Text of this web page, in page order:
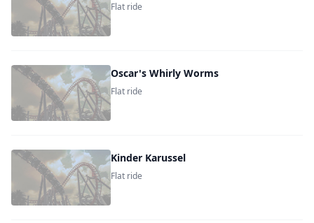
Flat ride
Oscar's Whirly Worms
Flat ride
Kinder Karussel
Flat ride